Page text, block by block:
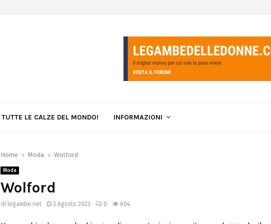
TUTTE LE CALZE DEL MONDO! INFORMAZIONI
Home Moda Wolford
Moda
Wolford
di legambe.net 3 Agosto 2023 0 604